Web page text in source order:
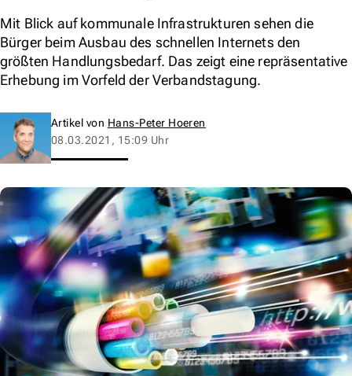
Mit Blick auf kommunale Infrastrukturen sehen die
Bürger beim Ausbau des schnellen Internets den
größten Handlungsbedarf. Das zeigt eine repräsentative
Erhebung im Vorfeld der Verbandstagung.
Artikel von Hans-Peter Hoeren
08.03.2021, 15:09 Uhr